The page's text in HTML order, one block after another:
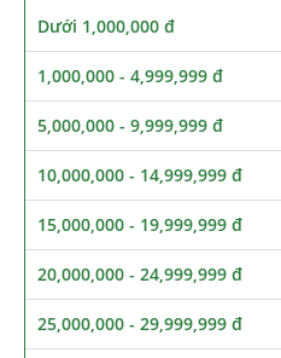
Dưới 1,000,000 đ
1,000,000 - 4,999,999 đ
5,000,000 - 9,999,999 đ
10,000,000 - 14,999,999 đ
15,000,000 - 19,999,999 đ
20,000,000 - 24,999,999 đ
25,000,000 - 29,999,999 đ